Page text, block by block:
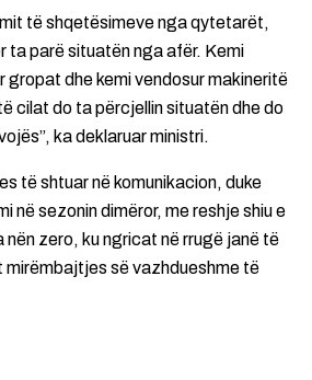
të shqetësimeve nga qytetarët,
ta parë situatën nga afër. Kemi
gropat dhe kemi vendosur makineritë
cilat do ta përcjellin situatën dhe do
ka deklaruar ministri.
të shtuar në komunikacion, duke
në sezonin dimëror, me reshje shiu e
nën zero, ku ngricat në rrugë janë të
mirëmbajtjes së vazhdueshme të